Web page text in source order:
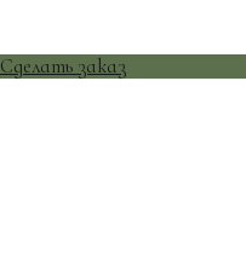
Сделать заказ